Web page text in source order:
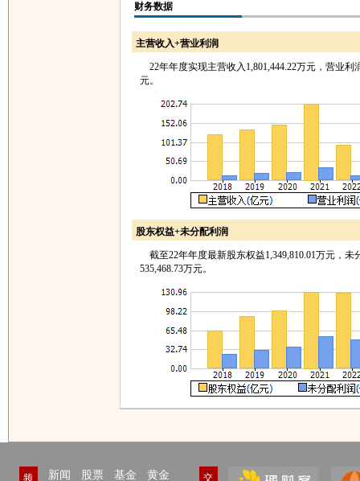
财务数据
主营收入+营业利润
22年年度实现主营收入1,801,444.22万元，营业利
元。
股东权益+未分配利润
截至22年年度最新股东权益1,349,810.01万元，未
535,468.73万元。
频
新闻 股票 基金
黄金
交